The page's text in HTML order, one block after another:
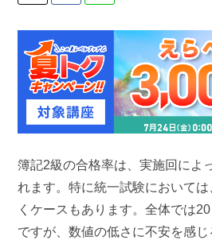
簿記2級の合格率は、実施回によ
れます。特に統一試験において
くケースもあります。全体では
ですが、数値の低さに不安を感